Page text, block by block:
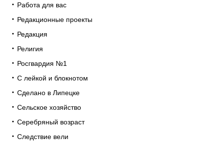
Работа для вас
Редакционные проекты
Редакция
Религия
Росгвардия №1
С лейкой и блокнотом
Сделано в Липецке
Сельское хозяйство
Серебряный возраст
Следствие вели